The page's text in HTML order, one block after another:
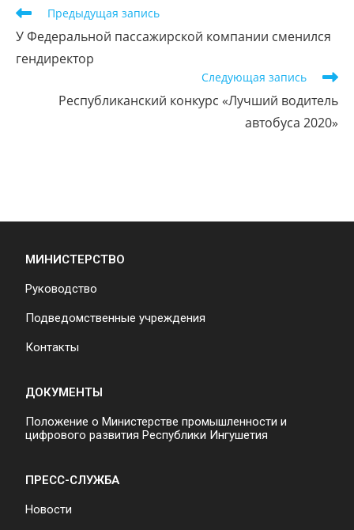
Предыдущая запись
У Федеральной пассажирской компании сменился
гендиректор
Следующая запись
Республиканский конкурс «Лучший водитель
автобуса 2020»
МИНИСТЕРСТВО
Руководство
Подведомственные учреждения
Контакты
ДОКУМЕНТЫ
Положение о Министерстве промышленности и
цифрового развития Республики Ингушетия
ПРЕСС-СЛУЖБА
Новости